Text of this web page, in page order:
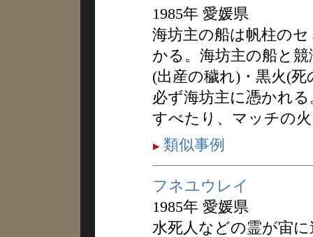
1985年 愛媛県
海坊主の船は帆柱の
かる。海坊主の船と
(出産の穢れ)・黒火(
必ず海坊主に憑かれ
すべたり、マッチの
類似事例
フネユウレイ
1985年 愛媛県
水死人などの霊が宙